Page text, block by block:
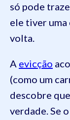
só pode
ele tiver uma
volta.
A evicção
(como um
descobre
verdade. Se